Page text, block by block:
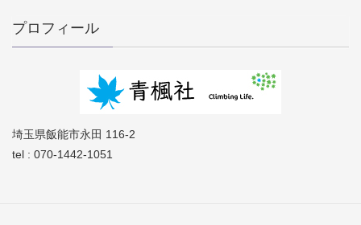
プロフィール
埼玉県飯能市永田 116-2
tel : 070-1442-1051